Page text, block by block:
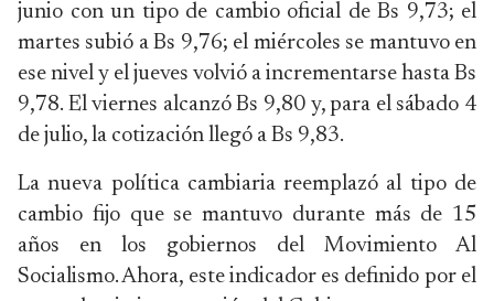
junio con un tipo de cambio oficial de Bs 9,73; el
martes subió a Bs 9,76; el miércoles se mantuvo en
ese nivel y el jueves volvió a incrementarse hasta Bs
9,78. El viernes alcanzó Bs 9,80 y, para el sábado 4
de julio, la cotización llegó a Bs 9,83.
La nueva política cambiaria reemplazó al tipo de
cambio fijo que se mantuvo durante más de 15
años en los gobiernos del Movimiento Al
Socialismo. Ahora, este indicador es definido por el